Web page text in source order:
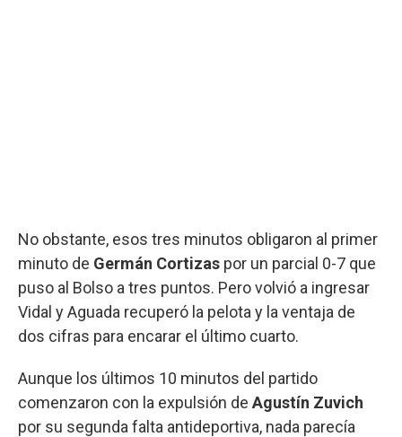
No obstante, esos tres minutos obligaron al primer
minuto de Germán Cortizas por un parcial 0-7 que
puso al Bolso a tres puntos. Pero volvió a ingresar
Vidal y Aguada recuperó la pelota y la ventaja de
dos cifras para encarar el último cuarto.
Aunque los últimos 10 minutos del partido
comenzaron con la expulsión de Agustín Zuvich
por su segunda falta antideportiva, nada parecía